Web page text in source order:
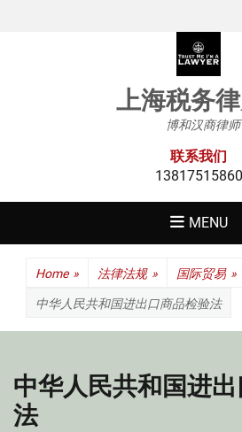
上海税务
博和汉商律师
联系我们
13817515860
MENU
Home » 法律法规 » 国际贸易 »
中华人民共和国进出口商品检验法
中华人民共和国进
法